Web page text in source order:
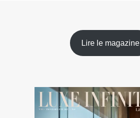
Lire le magazine